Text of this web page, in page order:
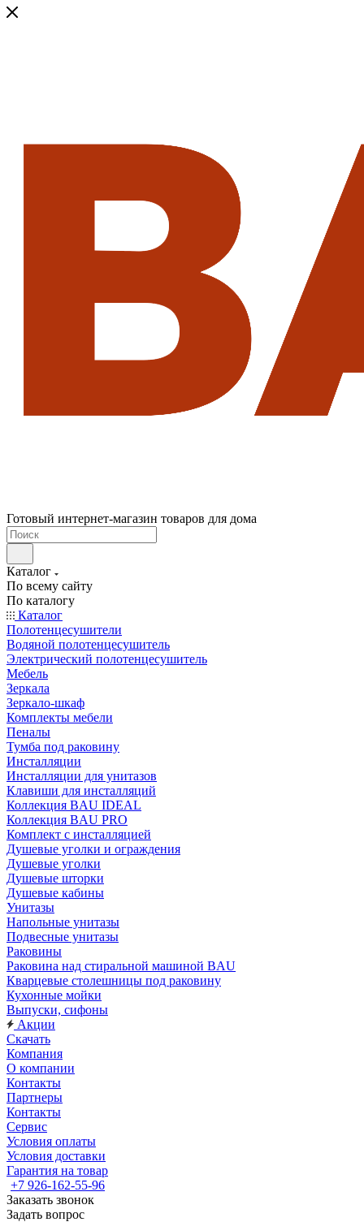
Готовый интернет-магазин товаров для дома
Каталог
По всему сайту
По каталогу
Каталог
Полотенцесушители
Водяной полотенцесушитель
Электрический полотенцесушитель
Мебель
Зеркала
Зеркало-шкаф
Комплекты мебели
Пеналы
Тумба под раковину
Инсталляции
Инсталляции для унитазов
Клавиши для инсталляций
Коллекция BAU IDEAL
Коллекция BAU PRO
Комплект с инсталляцией
Душевые уголки и ограждения
Душевые уголки
Душевые шторки
Душевые кабины
Унитазы
Напольные унитазы
Подвесные унитазы
Раковины
Раковина над стиральной машиной BAU
Кварцевые столешницы под раковину
Кухонные мойки
Выпуски, сифоны
Акции
Скачать
Компания
О компании
Контакты
Партнеры
Контакты
Сервис
Условия оплаты
Условия доставки
Гарантия на товар
+7 926-162-55-96
Заказать звонок
Задать вопрос